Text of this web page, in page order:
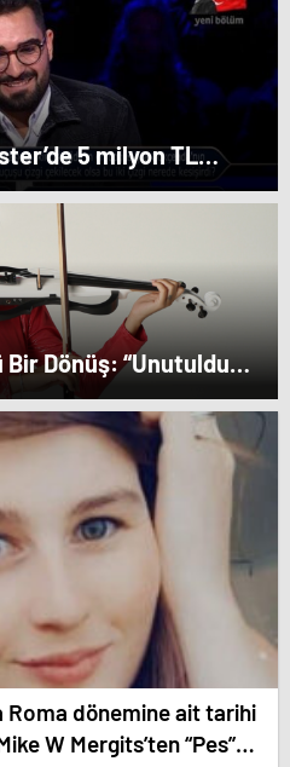
5 milyon TL
Dönüş: “Unutuldun”
Roma dönemine ait tarihi
W Mergits’ten “Pes”